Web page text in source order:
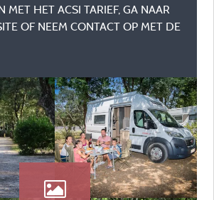
MET HET ACSI TARIEF, GA NAAR
OF NEEM CONTACT OP MET DE